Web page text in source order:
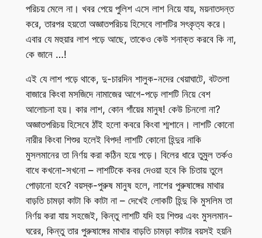
পরিচয় মেলে না। খবর পেয়ে পুলিশ এসে লাশ নিয়ে যায়, ময়নাতদন্ত
করে, তারপর হয়তো অজ্ঞাতপরিচয় হিসেবে লাশটির সৎকৃত্য করে।
এবার যে মহুয়ার লাশ পড়ে আছে, তাকেও কেউ শনাক্ত করবে কি না,
কে জানে …!
এই যে লাশ পড়ে থাকে, দু-চারদিন শালুক-নদের খেয়াঘাটে, বটতলা
বাজারে কিংবা মসজিদে নামাজের আগে-পড়ে লাশটি নিয়ে বেশ
আলোচনা হয়। কার লাশ, কোন গাঁয়ের মানুষ! কেউ চিনলো না?
অজ্ঞাতপরিচয় হিসেবে ঠাঁই হলো কবরে কিংবা শ্মশানে। লাশটি কোনো
নারীর কিংবা শিশুর হলেই বিপদ! লাশটি কোনো হিন্দুর নাকি
মুসলমানের তা নির্ণয় করা কঠিন হয়ে পড়ে। বিলের ধারে তুমুল তর্কও
বাধে কখনো-সখনো – লাশটিকে কবর দেওয়া হবে কি চিতায় তুলে
পোড়ানো হবে? বয়স্ক-পুরুষ মানুষ হলে, লাশের পুরুষাঙ্গের মাথার
বাড়তি চামড়া কাটা কি কাটা না – দেখেই লোকটি হিন্দু কি মুসলিম তা
নির্ণয় করা যায় সহজেই, কিন্তু লাশটি যদি হয় শিশুর এবং মুসলমান-
ঘরের, কিন্তু তার পুরুষাঙ্গের মাথার বাড়তি চামড়া কাটার বয়সই হয়নি